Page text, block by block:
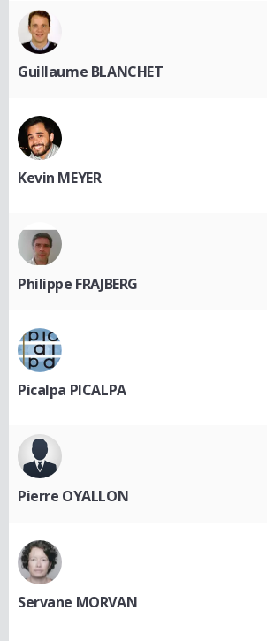
Guillaume BLANCHET
Kevin MEYER
Philippe FRAJBERG
Picalpa PICALPA
Pierre OYALLON
Servane MORVAN